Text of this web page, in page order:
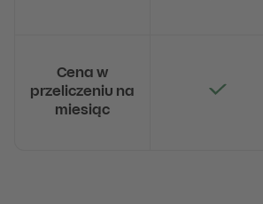
Cena w
przeliczeniu na
miesiąc